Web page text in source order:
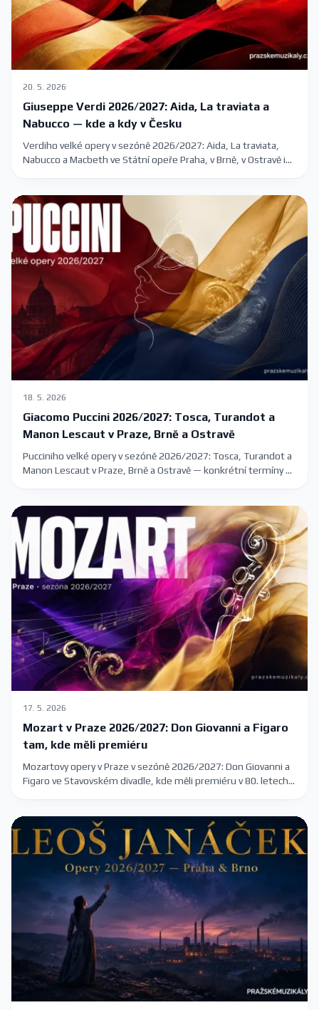
20. 5. 2026
Giuseppe Verdi 2026/2027: Aida, La traviata a
Nabucco — kde a kdy v Česku
Verdiho velké opery v sezóně 2026/2027: Aida, La traviata,
Nabucco a Macbeth ve Státní opeře Praha, v Brně, v Ostravě i
18. 5. 2026
Giacomo Puccini 2026/2027: Tosca, Turandot a
Manon Lescaut v Praze, Brně a Ostravě
Pucciniho velké opery v sezóně 2026/2027: Tosca, Turandot a
Manon Lescaut v Praze, Brně a Ostravě — konkrétní termíny a
17. 5. 2026
Mozart v Praze 2026/2027: Don Giovanni a Figaro
tam, kde měli premiéru
Mozartovy opery v Praze v sezóně 2026/2027: Don Giovanni a
Figaro ve Stavovském divadle, kde měli premiéru v 80. letech